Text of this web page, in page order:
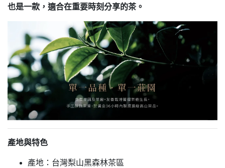
也是一款，適合在重要時刻分享的茶。
產地與特色
產地：台灣梨山黑森林茶區